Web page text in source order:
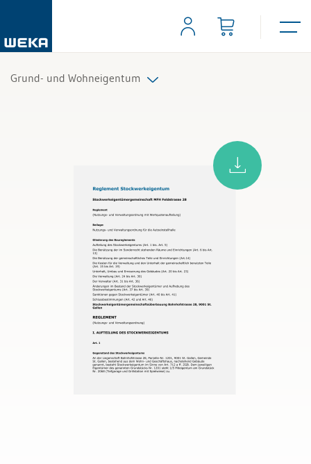
Grund- und Wohneigentum